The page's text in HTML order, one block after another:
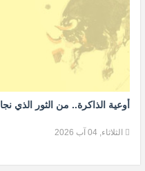
أوعية الذاكرة.. من الثور الذي
الثلاثاء, 04 آب 2026